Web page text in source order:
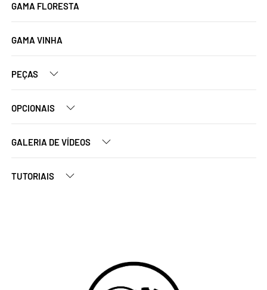
GAMA FLORESTA
GAMA VINHA
PEÇAS
OPCIONAIS
GALERIA DE VÍDEOS
TUTORIAIS